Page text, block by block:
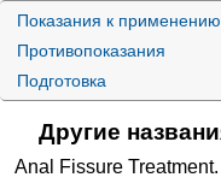
Детская клиника
Москва; ул. Шолохова, д.
Показания к применению
Противопоказания
Подготовка
Другие
Anal Fissure Treatment.